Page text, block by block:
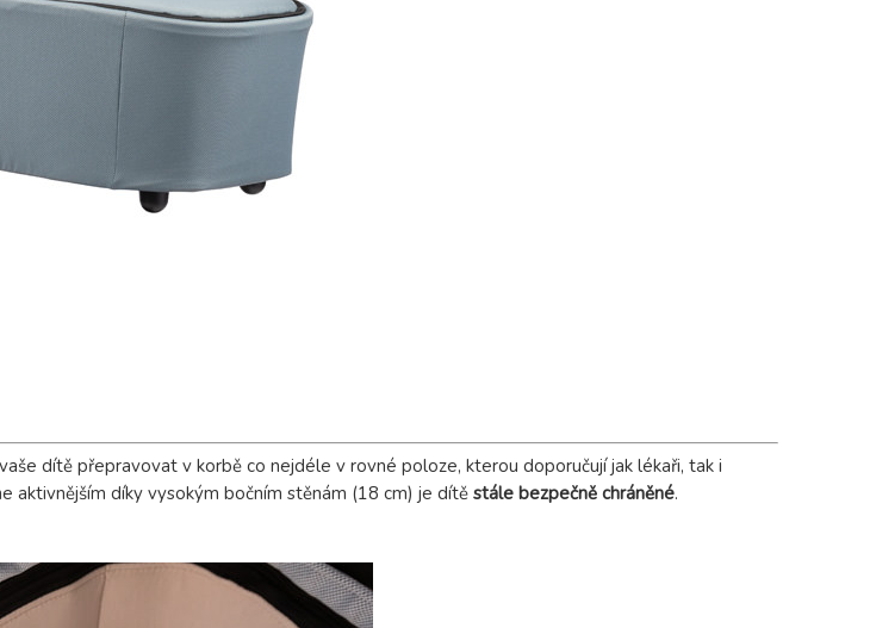
dítě přepravovat v korbě co nejdéle v rovné poloze, kterou doporučují jak lékaři, tak i
aktivnějším díky vysokým bočním stěnám (18 cm) je dítě stále bezpečně chráněné.